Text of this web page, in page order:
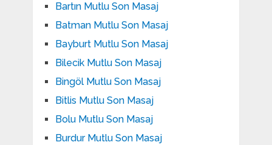
Bartın Mutlu Son Masaj
Batman Mutlu Son Masaj
Bayburt Mutlu Son Masaj
Bilecik Mutlu Son Masaj
Bingöl Mutlu Son Masaj
Bitlis Mutlu Son Masaj
Bolu Mutlu Son Masaj
Burdur Mutlu Son Masaj